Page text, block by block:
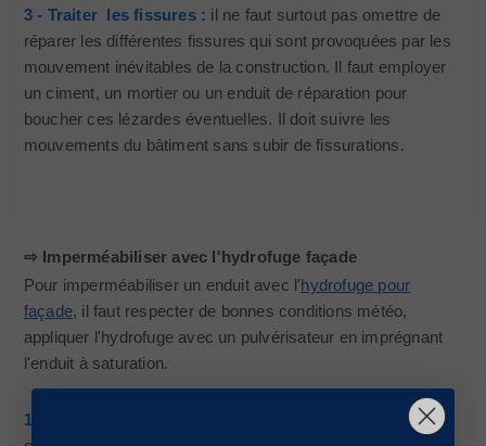
3 - Traiter les fissures : il ne faut surtout pas omettre de
réparer les différentes fissures qui sont provoquées par les
mouvement inévitables de la construction. Il faut employer
un ciment, un mortier ou un enduit de réparation pour
boucher ces lézardes éventuelles. Il doit suivre les
mouvements du bâtiment sans subir de fissurations.
⇨ Imperméabiliser avec l'hydrofuge façade
Pour imperméabiliser un enduit avec l'hydrofuge pour
façade, il faut respecter de bonnes conditions météo,
appliquer l'hydrofuge avec un pulvérisateur en imprégnant
l'enduit à saturation.
1 - Conditions météorologiques :
Il faut contrôler que les